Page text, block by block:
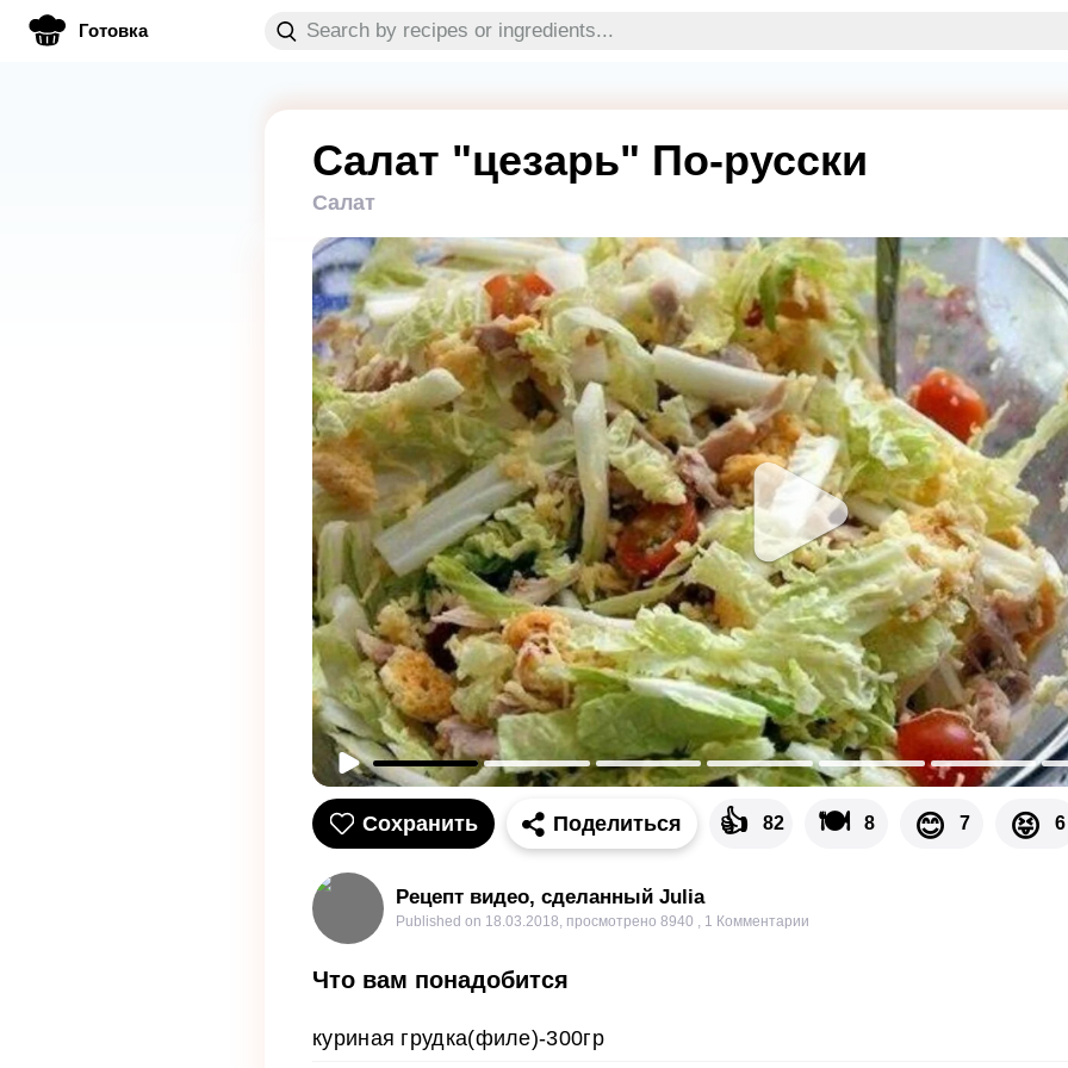
Готовка
Салат "цезарь" По-русски
Салат
Сохранить Поделиться 👍 82 🍽 8 😊 7 😝 6
Рецепт видео, сделанный Julia
Published on 18.03.2018, просмотрено 8940 , 1 Комментарии
Что вам понадобится
куриная грудка(филе)-300гр